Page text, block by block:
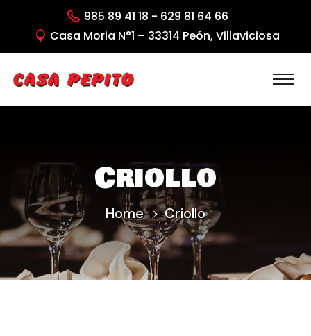
985 89 41 18 - 629 81 64 66
Casa Moria N°1 – 33314 Peón, Villaviciosa
Criollo
Home Criollo